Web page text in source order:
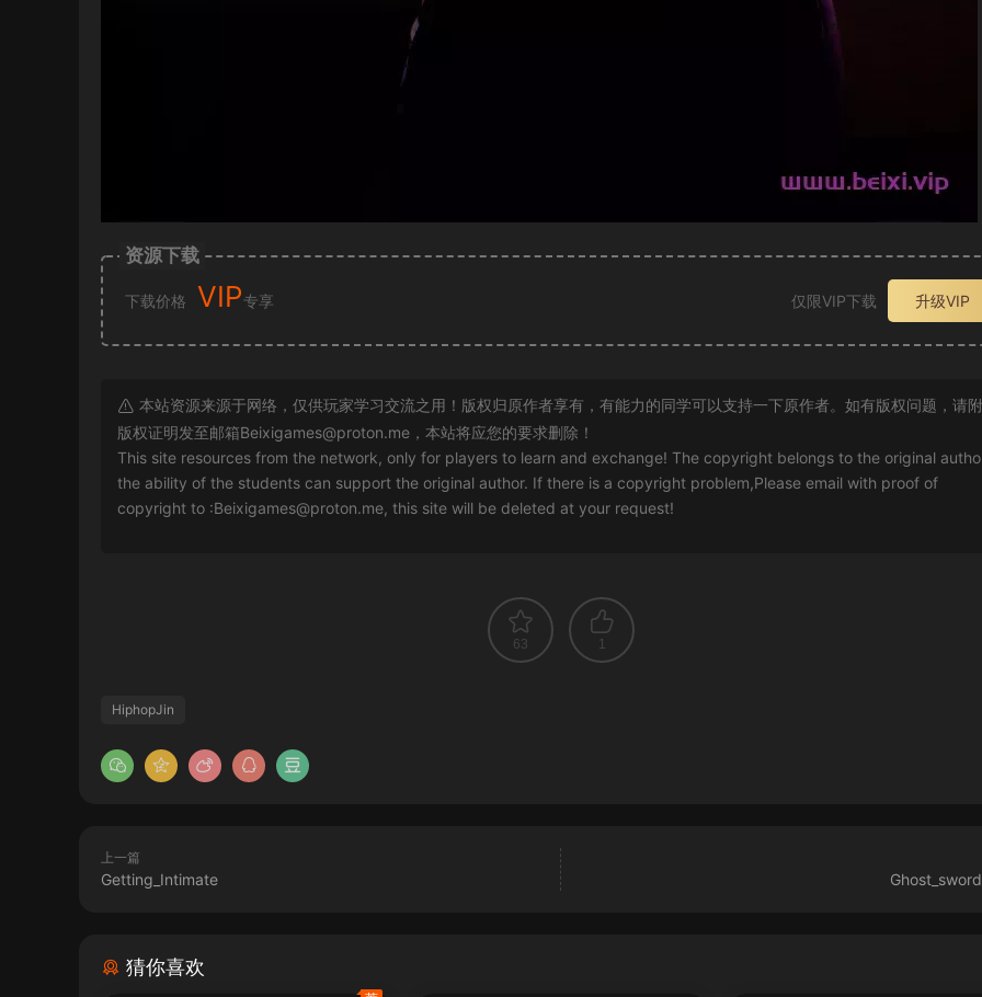
资源下载
下载价格 VIP专享 仅限VIP下载 升级VIP
本站资源来源于网络，仅供玩家学习交流之用！版权归原作者享有，有能力的同学可以支持一下原作者。如有版权问题，请
版权证明发至邮箱Beixigames@proton.me ，本站将应您的要求删除！
This site resources from the network, only for players to learn and exchange! The copyright belongs to the original
the ability of the students can support the original author. If there is a copyright problem,Please email with proof of
copyright to :Beixigames@proton.me, this site will be deleted at your request!
63 1
HiphopJin
上一篇
Getting_Intimate
猜你喜欢